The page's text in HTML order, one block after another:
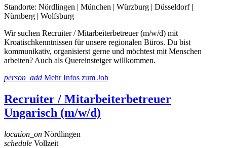
Standorte: Nördlingen | München | Würzburg | Düsseldorf |
Nürnberg | Wolfsburg
Wir suchen Recruiter / Mitarbeiterbetreuer (m/w/d) mit
Kroatischkenntnissen für unsere regionalen Büros. Du bist
kommunikativ, organisierst gerne und möchtest mit Menschen
arbeiten? Auch als Quereinsteiger willkommen.
person_add Mehr Infos zum Job
Recruiter / Mitarbeiterbetreuer
Ungarisch (m/w/d)
location_on Nördlingen
schedule Vollzeit